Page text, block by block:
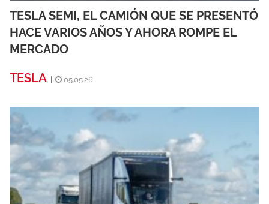
TESLA SEMI, EL CAMIÓN QUE SE PRESENTÓ
HACE VARIOS AÑOS Y AHORA ROMPE EL
MERCADO
TESLA
05.05.26